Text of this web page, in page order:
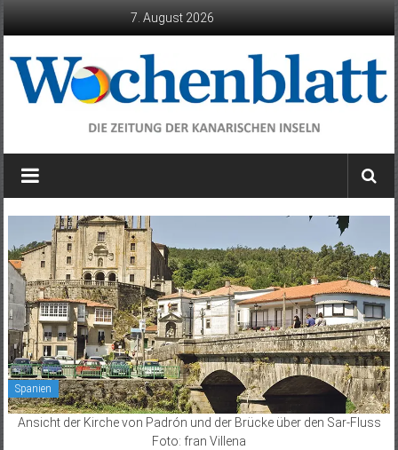
7. August 2026
Wochenblatt
die
Kanarischen
Inseln
Spanien
Ansicht der Kirche von Padrón und der Brücke über den Sar-Fluss
Foto: fran Villena